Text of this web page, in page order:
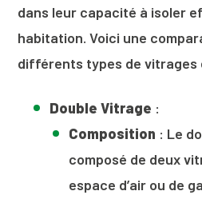
dans leur capacité à isoler
habitation. Voici une
différents types de vitrages
Double Vitrage :
Composition : Le
composé de deux
espace d’air ou de